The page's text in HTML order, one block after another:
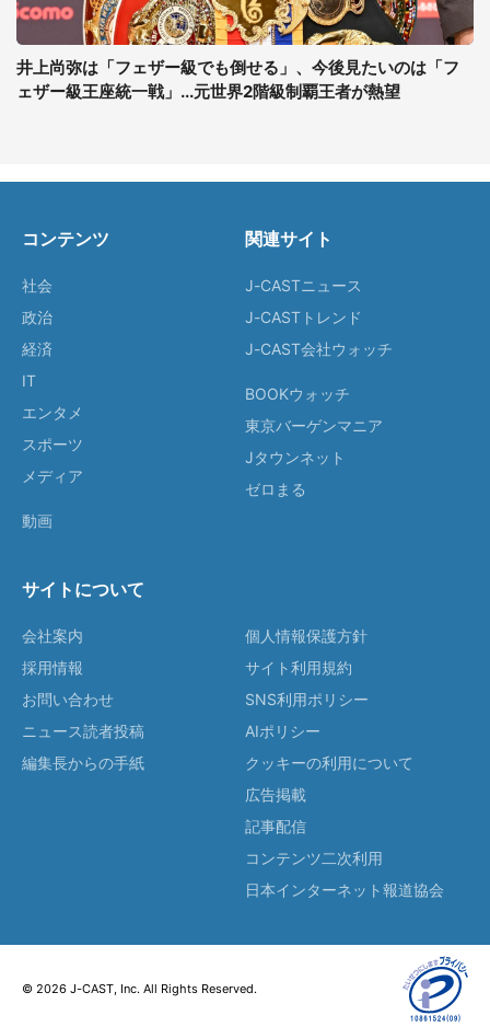
井上尚弥は「フェザー級でも倒せる」、今後見たいのは「フ
ェザー級王座統一戦」...元世界2階級制覇王者が熱望
コンテンツ
社会
政治
経済
IT
エンタメ
スポーツ
メディア
動画
関連サイト
J-CASTニュース
J-CASTトレンド
J-CAST会社ウォッチ
BOOKウォッチ
東京バーゲンマニア
Jタウンネット
ゼロまる
サイトについて
会社案内
採用情報
お問い合わせ
ニュース読者投稿
編集長からの手紙
個人情報保護方針
サイト利用規約
SNS利用ポリシー
AIポリシー
クッキーの利用について
広告掲載
記事配信
コンテンツ二次利用
日本インターネット報道協会
© 2026 J-CAST, Inc. All Rights Reserved.